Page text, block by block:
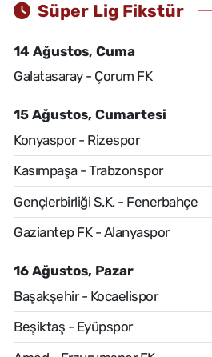
Süper Lig Fikstür
14 Ağustos, Cuma
Galatasaray - Çorum FK
15 Ağustos, Cumartesi
Konyaspor - Rizespor
Kasımpaşa - Trabzonspor
Gençlerbirliği S.K. - Fenerbahçe
Gaziantep FK - Alanyaspor
16 Ağustos, Pazar
Başakşehir - Kocaelispor
Beşiktaş - Eyüpspor